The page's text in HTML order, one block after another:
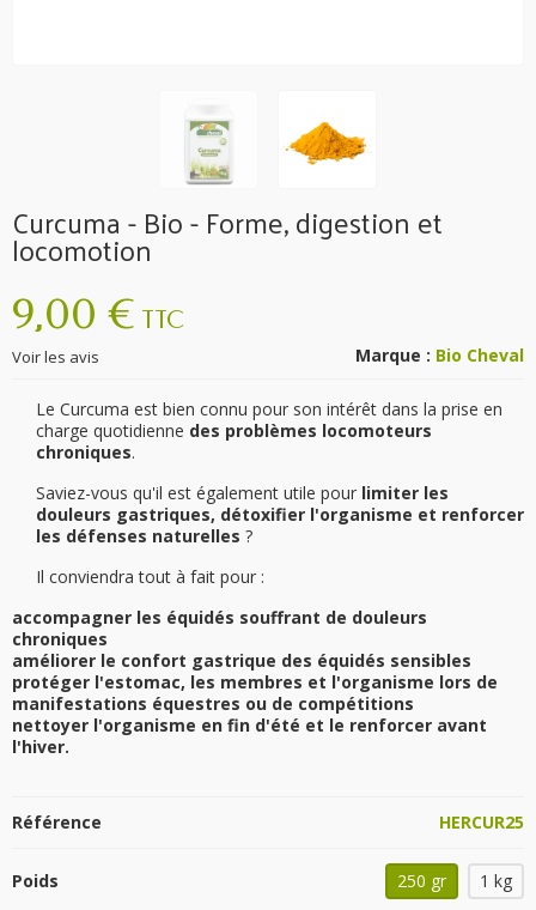
Curcuma - Bio - Forme, digestion et
locomotion
Marque : Bio Cheval
9,00 € TTC
Voir les avis
Le Curcuma est bien connu pour son intérêt dans la prise en
charge quotidienne des problèmes locomoteurs
chroniques.
Saviez-vous qu'il est également utile pour limiter les
douleurs gastriques, détoxifier l'organisme et renforcer
les défenses naturelles ?
Il conviendra tout à fait pour :
accompagner les équidés souffrant de douleurs
chroniques
améliorer le confort gastrique des équidés sensibles
protéger l'estomac, les membres et l'organisme lors de
manifestations équestres ou de compétitions
nettoyer l'organisme en fin d'été et le renforcer avant
l'hiver.
Référence HERCUR25
Poids 250 gr 1 kg